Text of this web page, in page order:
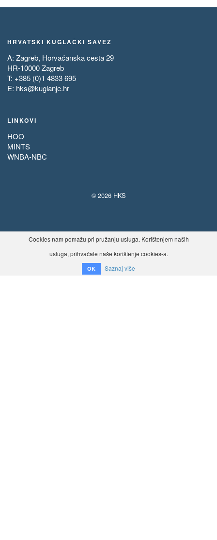
HRVATSKI KUGLAČKI SAVEZ
A: Zagreb, Horvaćanska cesta 29
HR-10000 Zagreb
T: +385 (0)1 4833 695
E: hks@kuglanje.hr
LINKOVI
HOO
MINTS
WNBA-NBC
© 2026 HKS
Cookies nam pomažu pri pružanju usluga. Korištenjem naših
usluga, prihvaćate naše korištenje cookies-a.
OK Saznaj više